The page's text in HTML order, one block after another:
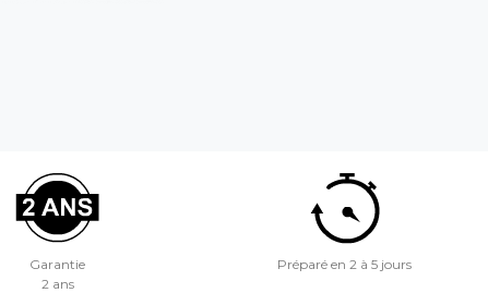
Garantie
2 ans
Préparé en 2 à 5 jours